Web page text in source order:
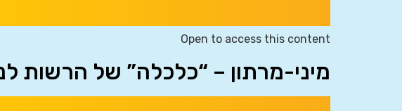
Open to access this content
מיני-מרתון – “כלכלה” של הרשות